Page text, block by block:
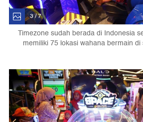
3 / 7
Timezone sudah berada di Indonesia
memiliki 75 lokasi wahana bermain